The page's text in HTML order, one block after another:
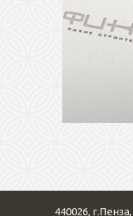
440026, г.Пенза,